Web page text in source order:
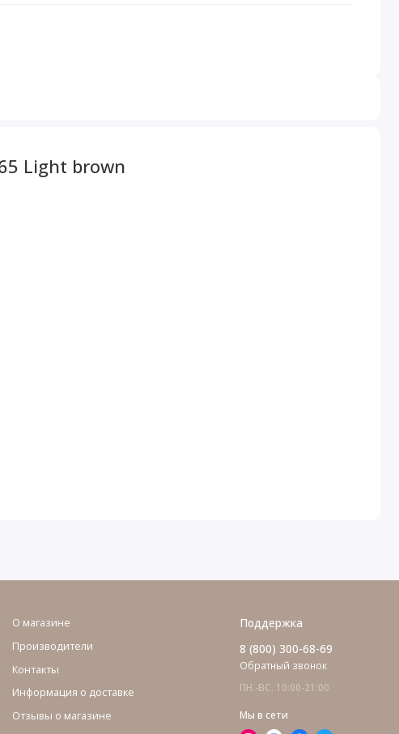
Light brown
О магазине
Производители
Контакты
Информация о доставке
Отзывы о магазине
Поддержка
8 (800) 300-68-69
Обратный звонок
ПН.-ВС. 10:00-21:00
Мы в сети